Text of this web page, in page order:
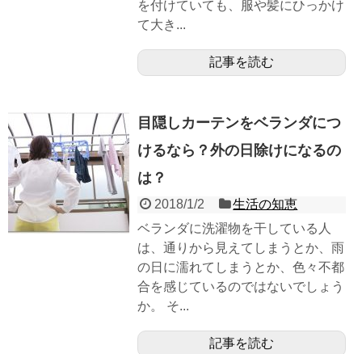
を付けていても、服や髪にひっかけ
て大き...
記事を読む
目隠しカーテンをベランダにつ
けるなら？外の日除けになるの
は？
2018/1/2
生活の知恵
ベランダに洗濯物を干している人
は、通りから見えてしまうとか、雨
の日に濡れてしまうとか、色々不都
合を感じているのではないでしょう
か。 そ...
記事を読む